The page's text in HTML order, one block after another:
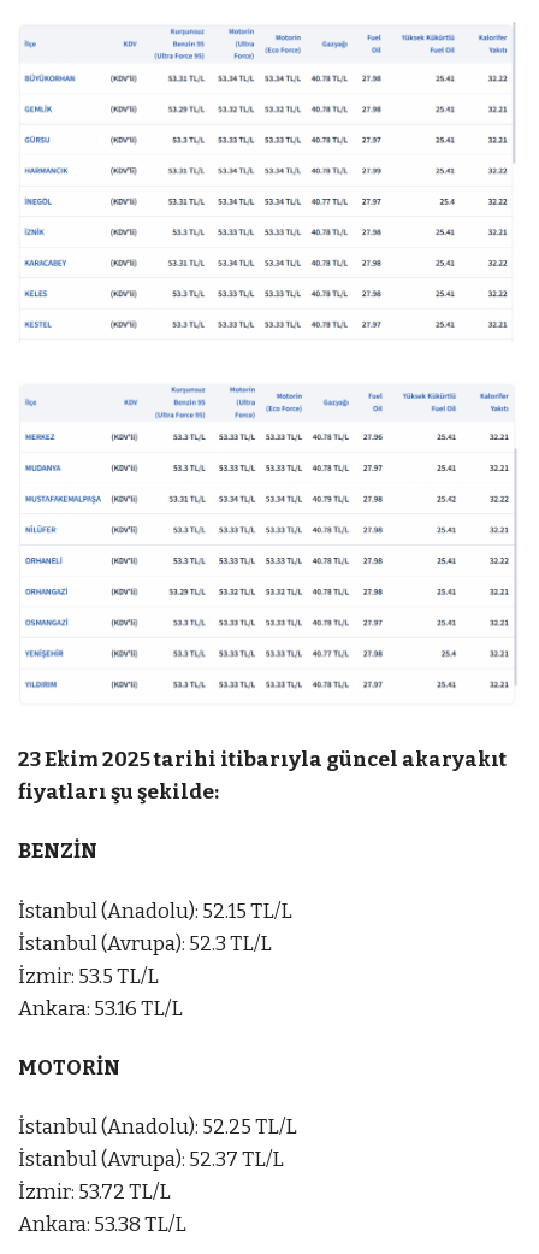
23 Ekim 2025 tarihi itibarıyla güncel akaryakıt
fiyatları şu şekilde:
BENZİN
İstanbul (Anadolu): 52.15 TL/L
İstanbul (Avrupa): 52.3 TL/L
İzmir: 53.5 TL/L
Ankara: 53.16 TL/L
MOTORİN
İstanbul (Anadolu): 52.25 TL/L
İstanbul (Avrupa): 52.37 TL/L
İzmir: 53.72 TL/L
Ankara: 53.38 TL/L